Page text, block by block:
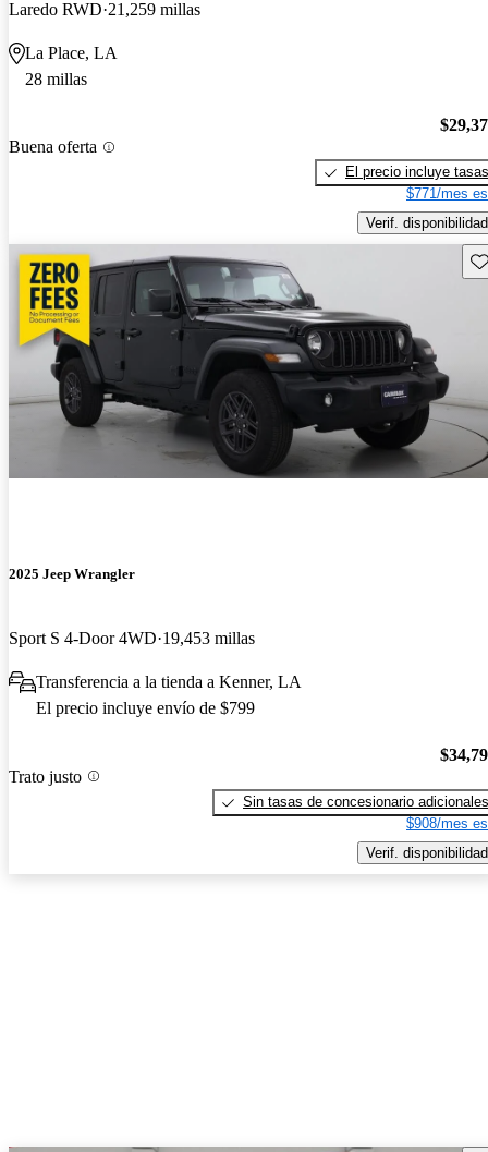
Laredo RWD 21,259 millas
La Place, LA
28 millas
Buena oferta
El precio incluye tasas
$771/mes
Verif. disponibilidad
2025 Jeep Wrangler
Sport S 4-Door 4WD 19,453 millas
Transferencia a la tienda a Kenner, LA
El precio incluye envío de $799
Trato justo
Sin tasas de concesionario adicionales
$908/mes
Verif. disponibilidad